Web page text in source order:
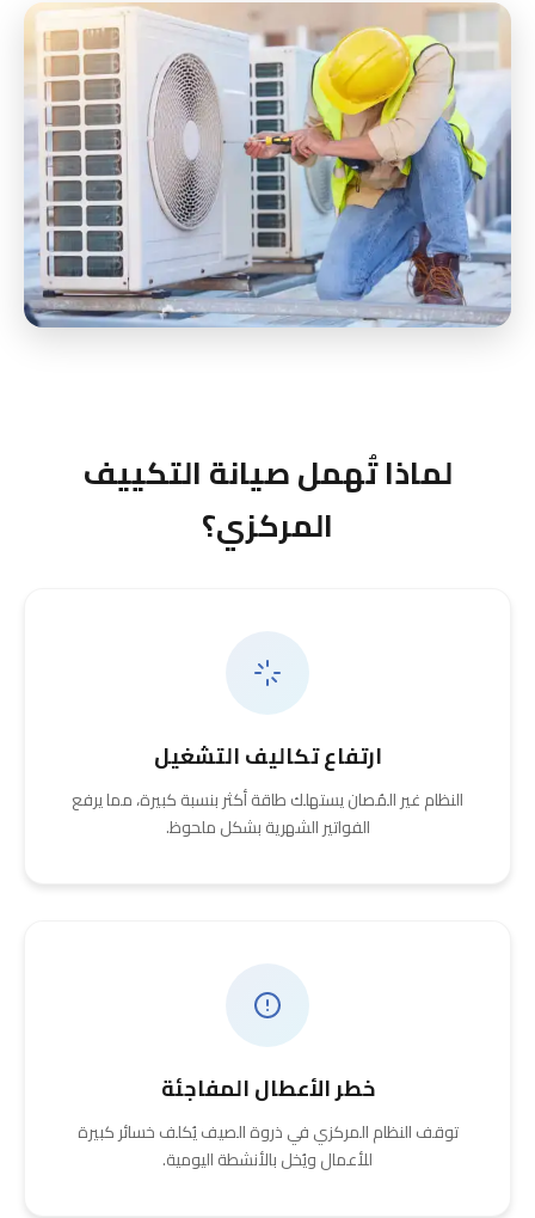
لماذا تُهمل صيانة التكييف
المركزي؟
ارتفاع تكاليف التشغيل
النظام غير المُصان يستهلك طاقة أكثر بنسبة كبيرة، مما يرفع
الفواتير الشهرية بشكل ملحوظ.
خطر الأعطال المفاجئة
توقف النظام المركزي في ذروة الصيف يُكلف خسائر كبيرة
للأعمال ويُخل بالأنشطة اليومية.